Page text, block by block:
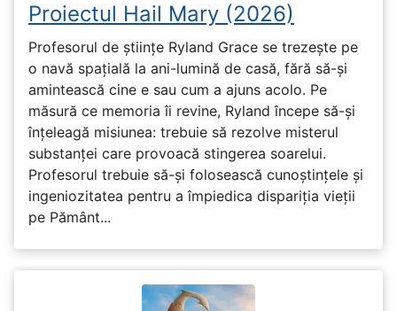
Proiectul Hail Mary (2026)
Profesorul de științe Ryland Grace se trezește pe
o navă spațială la ani-lumină de casă, fără să-și
amintească cine e sau cum a ajuns acolo. Pe
măsură ce memoria îi revine, Ryland începe să-și
înțeleagă misiunea: trebuie să rezolve misterul
substanței care provoacă stingerea soarelui.
Profesorul trebuie să-și folosească cunoștințele și
ingeniozitatea pentru a împiedica dispariția vieții
pe Pământ...